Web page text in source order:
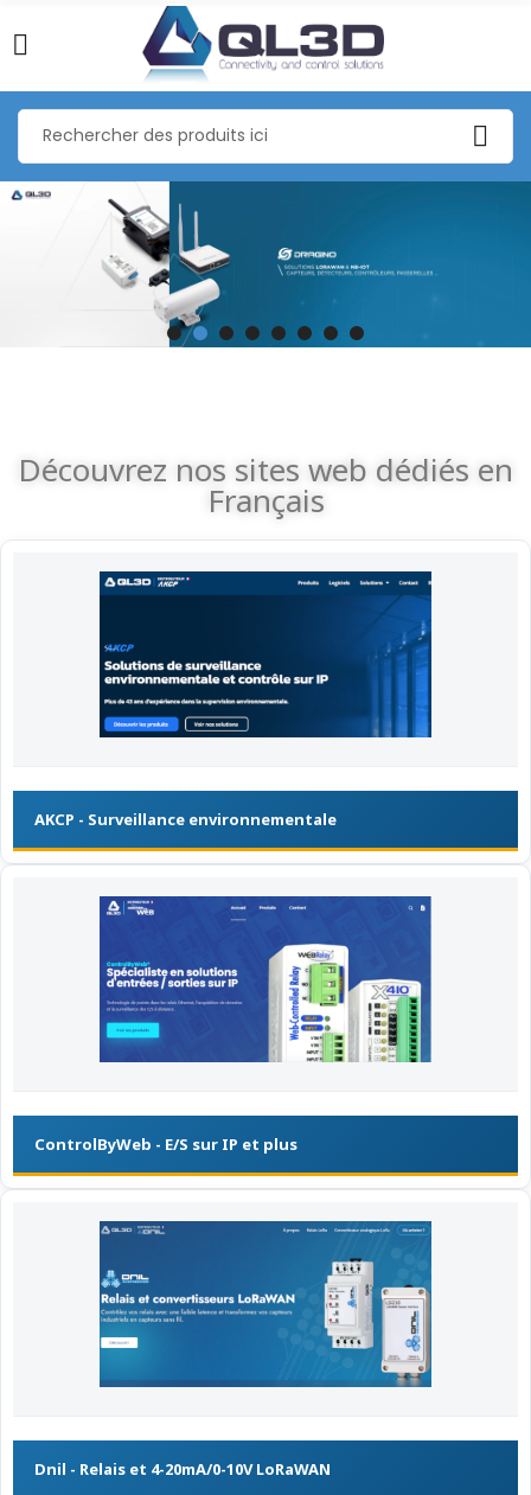
Découvrez nos sites web dédiés en
Français
AKCP - Surveillance environnementale
ControlByWeb - E/S sur IP et plus
Dnil - Relais et 4-20mA/0-10V LoRaWAN